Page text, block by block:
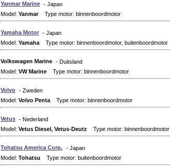
Yanmar Marine - Japan
Model: YanmarType motor: binnenboordmotor
Yamaha Motor - Japan
Model: Yamaha Type motor: binnenboordmotor, buitenboordmotor
Volkswagen Marine - Duitsland
Model: VW Marine Type motor: binnenboordmotor
Volvo - Zweden
Model: Volvo Penta Type motor: binnenboordmotor
Vetus - Nederland
Model: Vetus Diesel, Vetus-Deutz Type motor: binnenboordmotor
Tohatsu America Corp. - Japan
Model: Tohatsu Type motor: buitenboordmotor